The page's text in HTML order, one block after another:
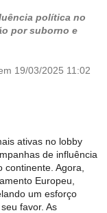
política no
por suborno e
19/03/2025 11:02
ativas no lobby
de influência
Agora,
Europeu,
um esforço
favor. As